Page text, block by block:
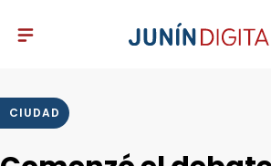
CIUDAD